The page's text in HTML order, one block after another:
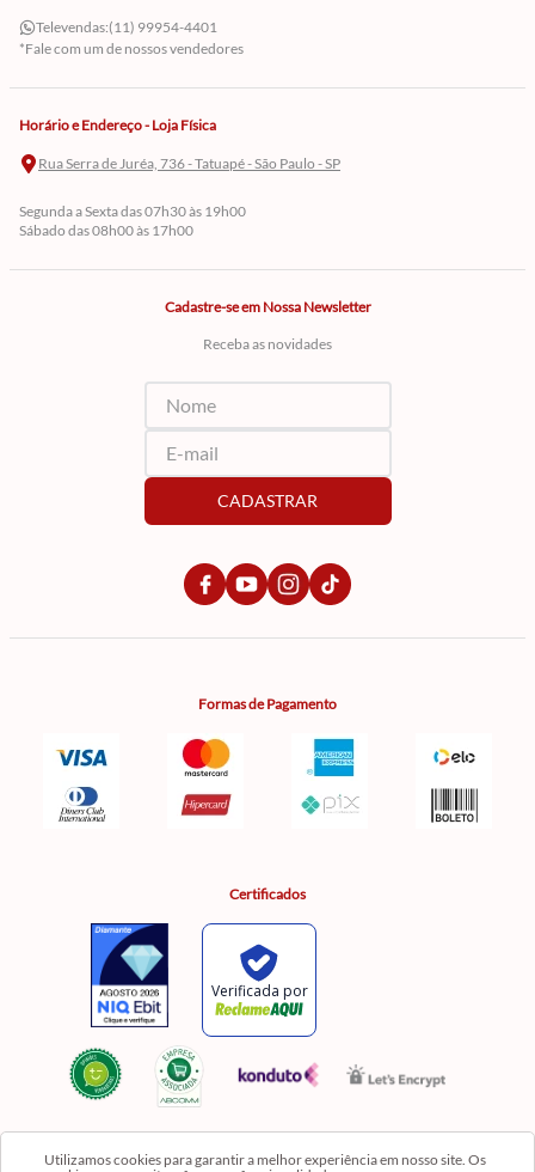
Utilizamos cookies para garantir a melhor experiência em nosso site. Os
Televendas:(11) 99954-4401
*Fale com um de nossos vendedores
Horário e Endereço - Loja Física
Rua Serra de Juréa, 736 - Tatuapé - São Paulo - SP
Segunda a Sexta das 07h30 às 19h00
Sábado das 08h00 às 17h00
Cadastre-se em Nossa Newsletter
Receba as novidades
CADASTRAR
Formas de Pagamento
Certificados